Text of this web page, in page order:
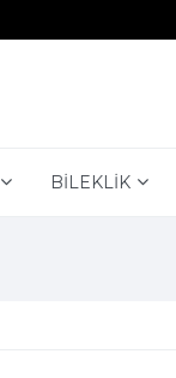
BİLEKLİK